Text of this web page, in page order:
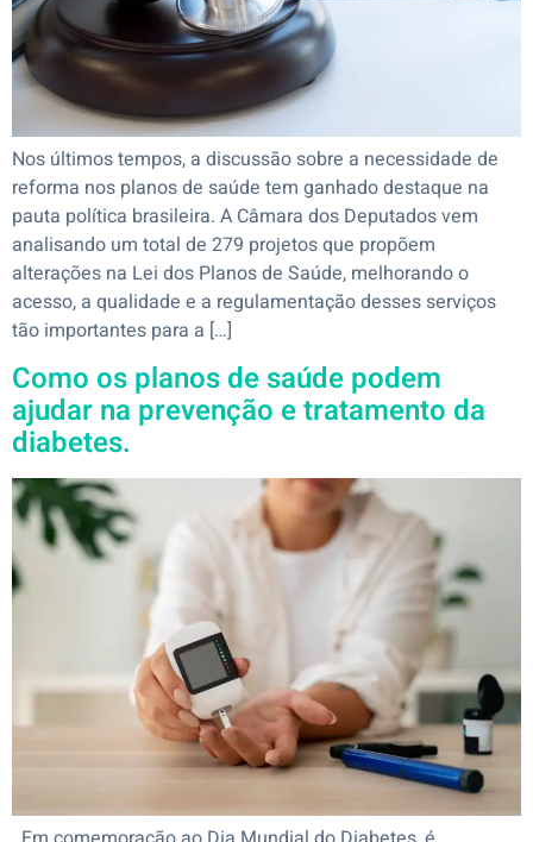
Nos últimos tempos, a discussão sobre a necessidade de
reforma nos planos de saúde tem ganhado destaque na
pauta política brasileira. A Câmara dos Deputados vem
analisando um total de 279 projetos que propõem
alterações na Lei dos Planos de Saúde, melhorando o
acesso, a qualidade e a regulamentação desses serviços
tão importantes para a […]
Como os planos de saúde podem
ajudar na prevenção e tratamento da
diabetes.